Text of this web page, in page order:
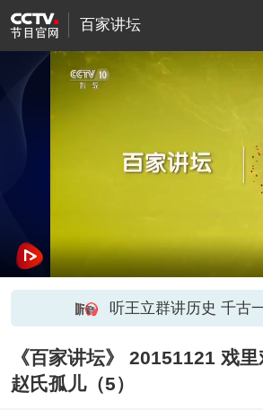
百家讲坛
听王立群讲历史 千古
《百家讲坛》 20151121 戏里
赵氏孤儿（5）